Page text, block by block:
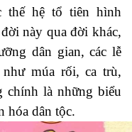
thế hệ tổ tiên hình
này qua đời khác,
dân gian, các lễ
múa rối, ca trù,
chính là những biểu
hóa dân tộc.